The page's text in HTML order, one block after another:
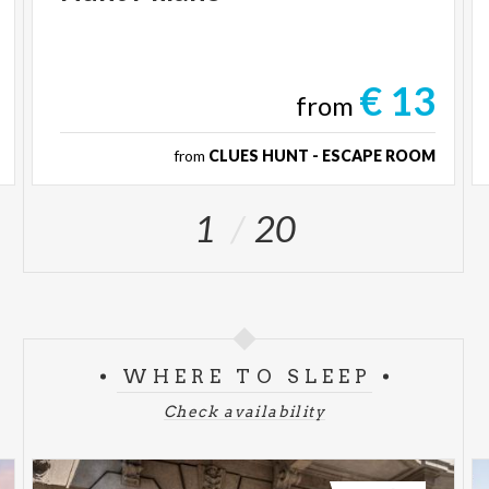
Concerto Radoslov Lorkovic, Folk Balcanico
Piazza Cambiaghi
Intensifies Band Selezionata Da Mlsf
Ore 21:50 -Folkstone
from € 13
from CLUES HUNT - ESCAPE ROOM
1 20
WHERE TO SLEEP
Check availability